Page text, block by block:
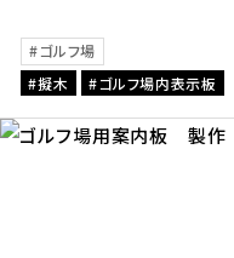
ゴルフ場
擬木
ゴルフ場内表示板